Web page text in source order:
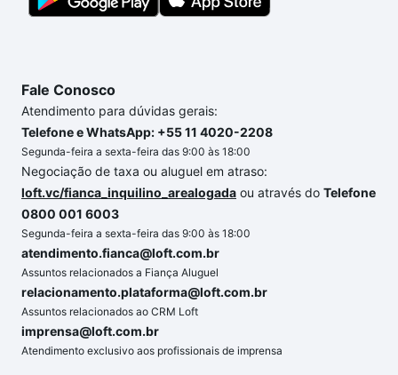
Fale Conosco
Atendimento para dúvidas gerais:
Telefone e WhatsApp: +55 11 4020-2208
Segunda-feira a sexta-feira das 9:00 às 18:00
Negociação de taxa ou aluguel em atraso:
loft.vc/fianca_inquilino_arealogada ou através do Telefone
0800 001 6003
Segunda-feira a sexta-feira das 9:00 às 18:00
atendimento.fianca@loft.com.br
Assuntos relacionados a Fiança Aluguel
relacionamento.plataforma@loft.com.br
Assuntos relacionados ao CRM Loft
imprensa@loft.com.br
Atendimento exclusivo aos profissionais de imprensa